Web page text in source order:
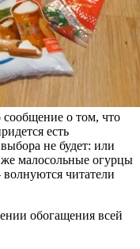
о том, что
есть
не будет: или
малосольные огурцы
читатели
обогащения всей